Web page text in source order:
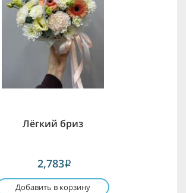
Лёгкий бриз
2,783i
Добавить в корзину